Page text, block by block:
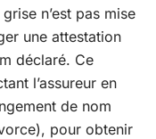
n’est pas mise
une attestation
déclaré. Ce
l’assureur en
de nom
pour obtenir